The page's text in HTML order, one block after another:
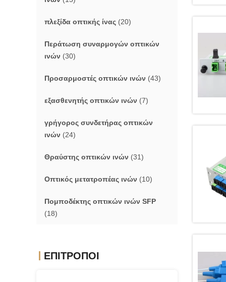
πλεξίδα οπτικής ίνας (20)
Περάτωση συναρμογών οπτικών
ινών (30)
Προσαρμοστές οπτικών ινών (43)
εξασθενητής οπτικών ινών (7)
γρήγορος συνδετήρας οπτικών
ινών (24)
Θραύστης οπτικών ινών (31)
Οπτικός μετατροπέας ινών (10)
Πομποδέκτης οπτικών ινών SFP
(18)
ΕΠΙΤΡΟΠΟΙ